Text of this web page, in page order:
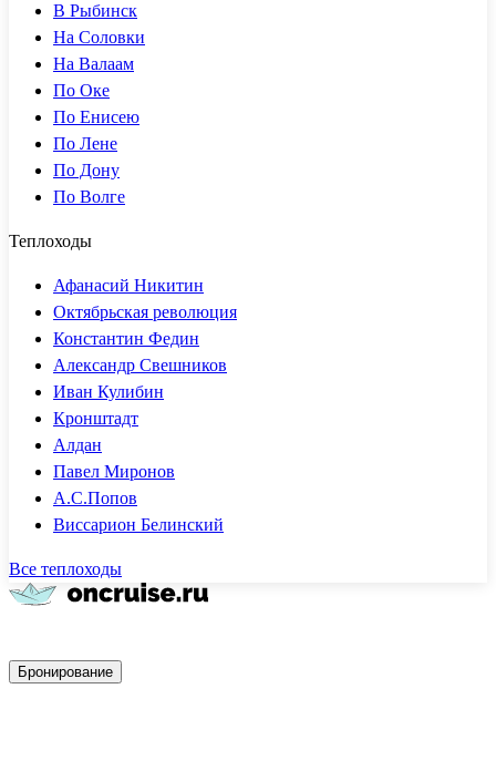
В Рыбинск
На Соловки
На Валаам
По Оке
По Енисею
По Лене
По Дону
По Волге
Теплоходы
Афанасий Никитин
Октябрьская революция
Константин Федин
Александр Свешников
Иван Кулибин
Кронштадт
Алдан
Павел Миронов
А.С.Попов
Виссарион Белинский
Все теплоходы
Бронирование